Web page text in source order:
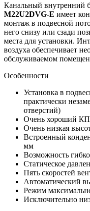
Канальный внутренний
M22U2DVG-E имеет
монтаж в подвесной
него снизу или сзади
места для установки.
воздуха обеспечивает
обслуживаемом
Особенности
Установка в
практически
отверстий)
Очень хороший
Очень низкая
Встроенный
мм
Возможность
Статическое
Пять скоростей
Автоматический
Режим
Исключительно